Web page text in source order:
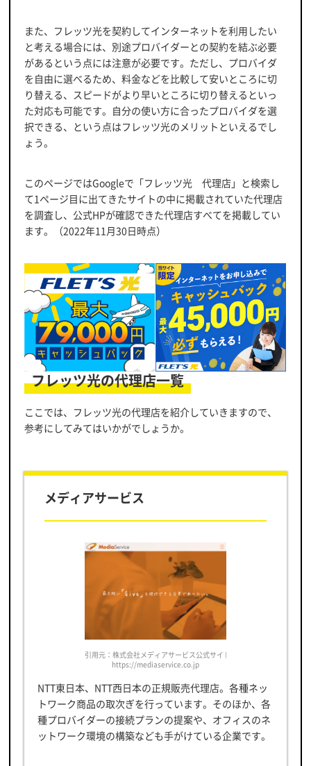
また、フレッツ光を契約してインターネットを利用したい
と考える場合には、別途プロバイダーとの契約を結ぶ必要
があるという点には注意が必要です。ただし、プロバイダ
を自由に選べるため、料金などを比較して安いところに切
り替える、スピードがより早いところに切り替えるといっ
た対応も可能です。自分の使い方に合ったプロバイダを選
択できる、という点はフレッツ光のメリットといえるでし
ょう。
このページではGoogleで「フレッツ光 代理店」と検索し
て1ページ目に出てきたサイトの中に掲載されていた代理店
を調査し、公式HPが確認できた代理店すべてを掲載してい
ます。（2022年11月30日時点）
フレッツ光の代理店一覧
ここでは、フレッツ光の代理店を紹介していきますので、
参考にしてみてはいかがでしょうか。
メディアサービス
引用元：株式会社メディアサービス公式サイト
https://mediaservice.co.jp
NTT東日本、NTT西日本の正規販売代理店。各種ネッ
トワーク商品の取次ぎを行っています。そのほか、各
種プロバイダーの接続プランの提案や、オフィスのネ
ットワーク環境の構築なども手がけている企業です。